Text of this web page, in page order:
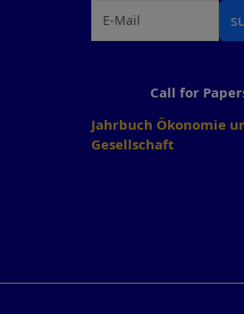
Call for
Jahrbuch Ökonomie
Gesellschaft